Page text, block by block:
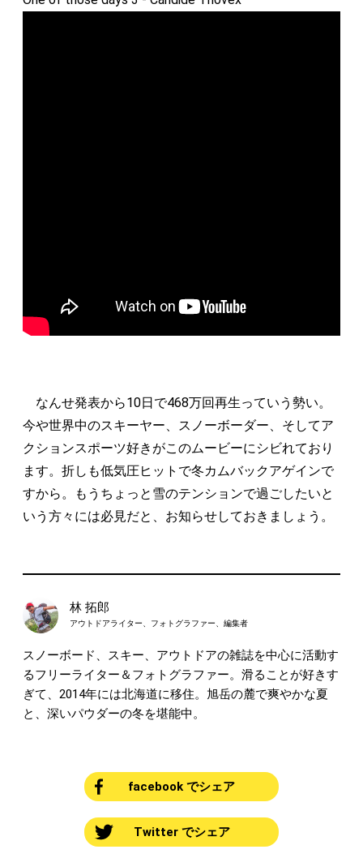
なんせ発表から10日で468万回再生っていう勢い。
今や世界中のスキーヤー、スノーボーダー、そしてア
クションスポーツ好きがこのムービーにシビれており
ます。折しも低気圧ヒットで冬カムバックアゲインで
すから。もうちょっと雪のテンションで過ごしたいと
いう方々には必見だと、お知らせしておきましょう。
林 拓郎
アウトドアライター、フォトグラファー、編集者
スノーボード、スキー、アウトドアの雑誌を中心に活動す
るフリーライター＆フォトグラファー。滑ることが好きす
ぎて、2014年には北海道に移住。旭岳の麓で爽やかな夏
と、深いパウダーの冬を堪能中。
facebook でシェア
Twitter でシェア